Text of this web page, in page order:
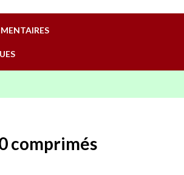
comprimés